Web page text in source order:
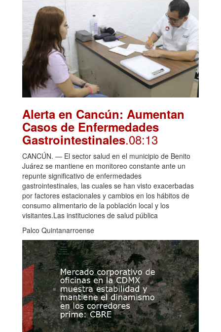
Alerta en Cancún: Aumentan
Casos de Enfermedades
Gastrointestinales.08:13
CANCÚN. — El sector salud en el municipio de Benito
Juárez se mantiene en monitoreo constante ante un
repunte significativo de enfermedades
gastrointestinales, las cuales se han visto exacerbadas
por factores estacionales y cambios en los hábitos de
consumo alimentario de la población local y los
visitantes.Las instituciones de salud pública
Palco Quintanarroense